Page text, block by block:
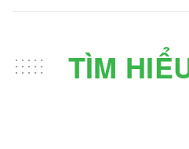
TÌM